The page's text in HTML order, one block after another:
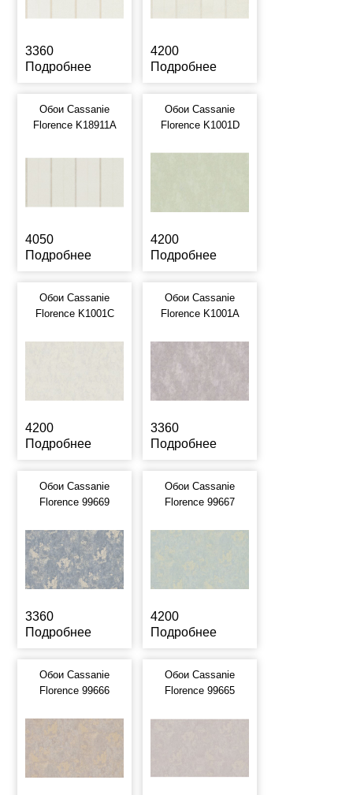
3360
Подробнее
4200
Подробнее
Обои Cassanie
Florence K18911A
4050
Подробнее
Обои Cassanie
Florence K1001D
4200
Подробнее
Обои Cassanie
Florence K1001C
4200
Подробнее
Обои Cassanie
Florence K1001A
3360
Подробнее
Обои Cassanie
Florence 99669
3360
Подробнее
Обои Cassanie
Florence 99667
4200
Подробнее
Обои Cassanie
Florence 99666
Обои Cassanie
Florence 99665